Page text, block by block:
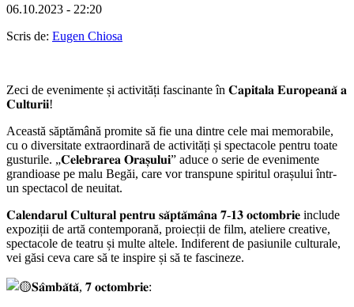
06.10.2023 - 22:20
Scris de: Eugen Chiosa
Zeci de evenimente și activități fascinante în 𝐂𝐚𝐩𝐢𝐭𝐚𝐥𝐚 𝐄𝐮𝐫𝐨𝐩𝐞𝐚𝐧𝐚̆ 𝐚
𝐂𝐮𝐥𝐭𝐮𝐫𝐢𝐢!
Această săptămână promite să fie una dintre cele mai memorabile,
cu o diversitate extraordinară de activități și spectacole pentru toate
gusturile. „𝐂𝐞𝐥𝐞𝐛𝐫𝐚𝐫𝐞𝐚 𝐎𝐫𝐚𝐬̦𝐮𝐥𝐮𝐢” aduce o serie de evenimente
grandioase pe malu Begăi, care vor transpune spiritul orașului într-
un spectacol de neuitat.
𝐂𝐚𝐥𝐞𝐧𝐝𝐚𝐫𝐮𝐥 𝐂𝐮𝐥𝐭𝐮𝐫𝐚𝐥 𝐩𝐞𝐧𝐭𝐫𝐮 𝐬𝐚̆𝐩𝐭𝐚̆𝐦𝐚̂𝐧𝐚 𝟕-𝟏𝟑 𝐨𝐜𝐭𝐨𝐦𝐛𝐫𝐢𝐞 include
expoziții de artă contemporană, proiecții de film, ateliere creative,
spectacole de teatru și multe altele. Indiferent de pasiunile culturale,
vei găsi ceva care să te inspire și să te fascineze.
𝐒𝐚̂𝐦𝐛𝐚̆𝐭𝐚̆, 𝟕 𝐨𝐜𝐭𝐨𝐦𝐛𝐫𝐢𝐞: